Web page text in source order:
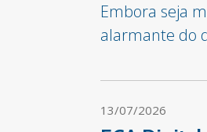
Embora seja
alarmante do
13/07/2026